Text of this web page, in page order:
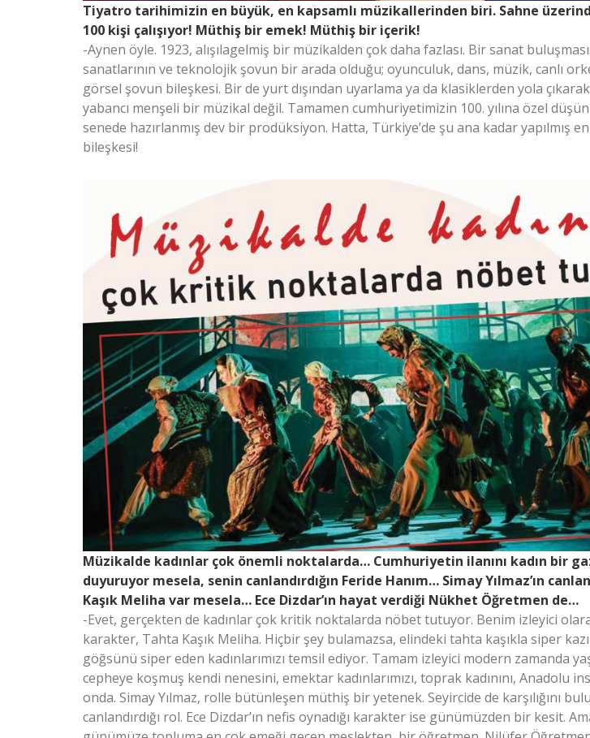
Tiyatro tarihimizin en büyük, en kapsamlı müzikallerinden biri. Sahne
100 kişi çalışıyor! Müthiş bir emek! Müthiş bir içerik!
-Aynen öyle. 1923, alışılagelmiş bir müzikalden çok daha fazlası. Bir sanat
sanatlarının ve teknolojik şovun bir arada olduğu; oyunculuk, dans, müzik, canlı
görsel şovun bileşkesi. Bir de yurt dışından uyarlama ya da klasiklerden yola çıkarak
yabancı menşeli bir müzikal değil. Tamamen cumhuriyetimizin 100. yılına özel
senede hazırlanmış dev bir prodüksiyon. Hatta, Türkiye’de şu ana kadar yapılmış
bileşkesi!
Müzikalde kadınlar çok önemli noktalarda… Cumhuriyetin ilanını kadın bir
duyuruyor mesela, senin canlandırdığın Feride Hanım… Simay Yılmaz’ın
Kaşık Meliha var mesela… Ece Dizdar’ın hayat verdiği Nükhet Öğretmen de…
-Evet, gerçekten de kadınlar çok kritik noktalarda nöbet tutuyor. Benim izleyici
karakter, Tahta Kaşık Meliha. Hiçbir şey bulamazsa, elindeki tahta kaşıkla siper
göğsünü siper eden kadınlarımızı temsil ediyor. Tamam izleyici modern zamanda
cepheye koşmuş kendi nenesini, emektar kadınlarımızı, toprak kadınını, Anadolu
onda. Simay Yılmaz, rolle bütünleşen müthiş bir yetenek. Seyircide de karşılığını
canlandırdığı rol. Ece Dizdar’ın nefis oynadığı karakter ise günümüzden bir kesit.